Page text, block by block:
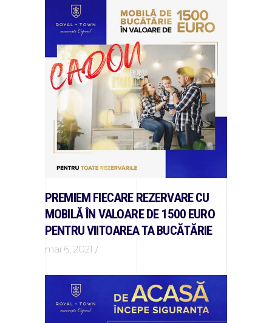
PREMIEM FIECARE REZERVARE CU
MOBILĂ ÎN VALOARE DE 1500 EURO
PENTRU VIITOAREA TA BUCĂTĂRIE
mai 6, 2021